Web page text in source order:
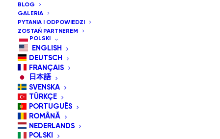
BLOG
GALERIA
PYTANIA I ODPOWIEDZI
ZOSTAŃ PARTNEREM
POLSKI
ENGLISH
DEUTSCH
FRANÇAIS
日本語
SVENSKA
TÜRKÇE
PORTUGUÊS
ROMÂNĂ
NEDERLANDS
POLSKI